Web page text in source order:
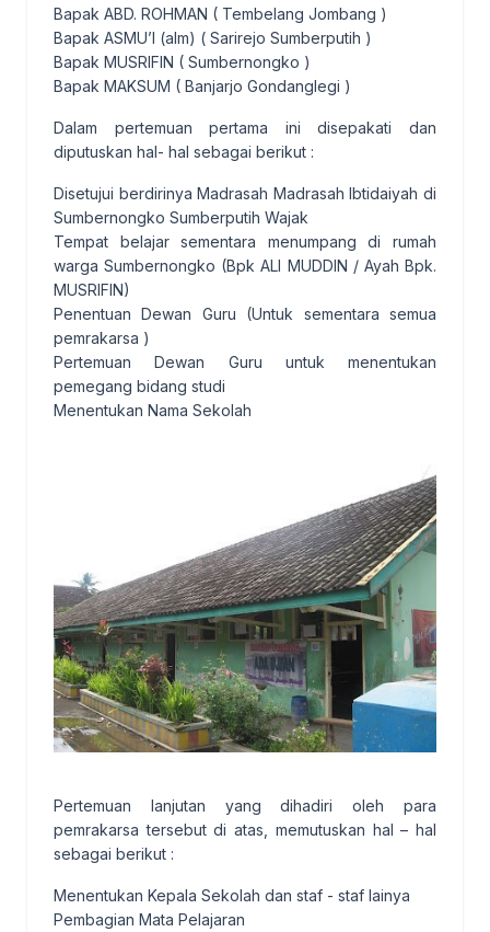
Bapak ABD. ROHMAN ( Tembelang Jombang )
Bapak ASMU’I (alm) ( Sarirejo Sumberputih )
Bapak MUSRIFIN ( Sumbernongko )
Bapak MAKSUM ( Banjarjo Gondanglegi )
Dalam pertemuan pertama ini disepakati dan
diputuskan hal- hal sebagai berikut :
Disetujui berdirinya Madrasah Madrasah Ibtidaiyah di
Sumbernongko Sumberputih Wajak
Tempat belajar sementara menumpang di rumah
warga Sumbernongko (Bpk ALI MUDDIN / Ayah Bpk.
MUSRIFIN)
Penentuan Dewan Guru (Untuk sementara semua
pemrakarsa )
Pertemuan Dewan Guru untuk menentukan
pemegang bidang studi
Menentukan Nama Sekolah
Pertemuan lanjutan yang dihadiri oleh para
pemrakarsa tersebut di atas, memutuskan hal – hal
sebagai berikut :
Menentukan Kepala Sekolah dan staf - staf lainya
Pembagian Mata Pelajaran